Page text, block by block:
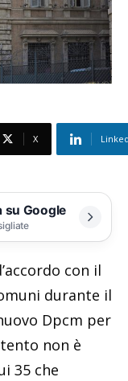
X
su Google
con il
durante il
Dpcm per
non è
35 che